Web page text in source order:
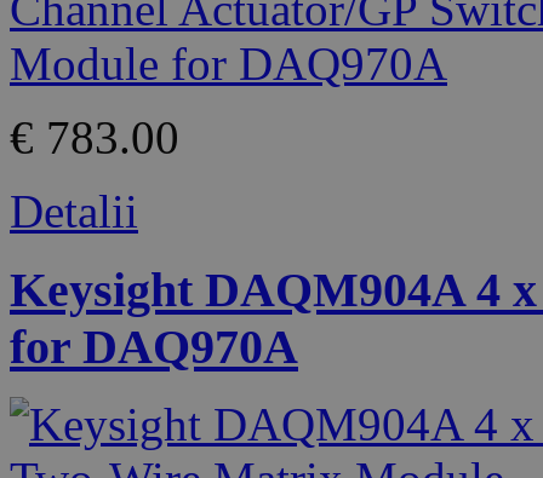
€ 783.00
Detalii
Keysight DAQM904A 4
for DAQ970A